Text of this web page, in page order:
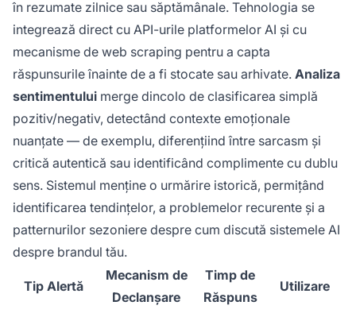
în rezumate zilnice sau săptămânale. Tehnologia se
integrează direct cu API-urile platformelor AI și cu
mecanisme de web scraping pentru a capta
răspunsurile înainte de a fi stocate sau arhivate. Analiza
sentimentului merge dincolo de clasificarea simplă
pozitiv/negativ, detectând contexte emoționale
nuanțate — de exemplu, diferențiind între sarcasm și
critică autentică sau identificând complimente cu dublu
sens. Sistemul menține o urmărire istorică, permițând
identificarea tendințelor, a problemelor recurente și a
patternurilor sezoniere despre cum discută sistemele AI
despre brandul tău.
Tip Alertă
Mecanism de
Declanșare
Timp de
Răspuns
Utilizare